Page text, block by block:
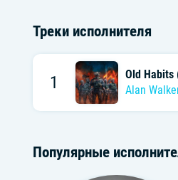
Треки исполнителя
1
Old Habits
Alan
Популярные